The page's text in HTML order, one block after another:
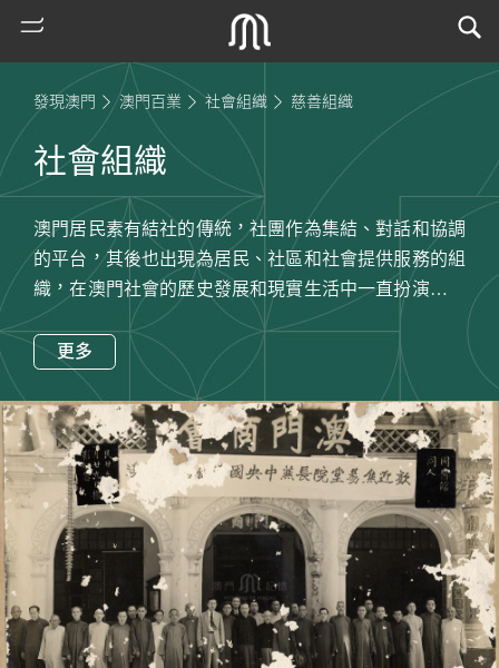
門
搜
索
古
地
圖
媽
閣
寺
發現澳門 澳門百業 社會組織 慈善組織
社會組織
澳門居民素有結社的傳統，社團作為集結、對話和協調
的平台，其後也出現為居民、社區和社會提供服務的組
織，在澳門社會的歷史發展和現實生活中一直扮演着極
其重要的角色，因此，澳門又稱為“社團社會”。早在
1569年，仁慈堂已在澳門成立以救助本地窮困人士，其
後居澳葡人社群亦組織不同的宗教和慈善組織。至於華
人社區，較早出現以血緣性和神緣性主導的民間組織，
透過共同奉獻來維繫社區。隨着華商的地位提升，他們
除了成立鏡湖醫院和同善堂等慈善組織，亦成立政商性
社團，如澳門中華總商會等。在葡治時期，這些社團除
了團結彼此、服務社會之餘，也成為民間與政府溝通的
重要橋樑，至今仍然發揮巨大作用。
截至2019年6月，澳門的社團數目已超過9,200個，社
團種類相當多元化，包括藝術文化、科學及科技、業主
更多